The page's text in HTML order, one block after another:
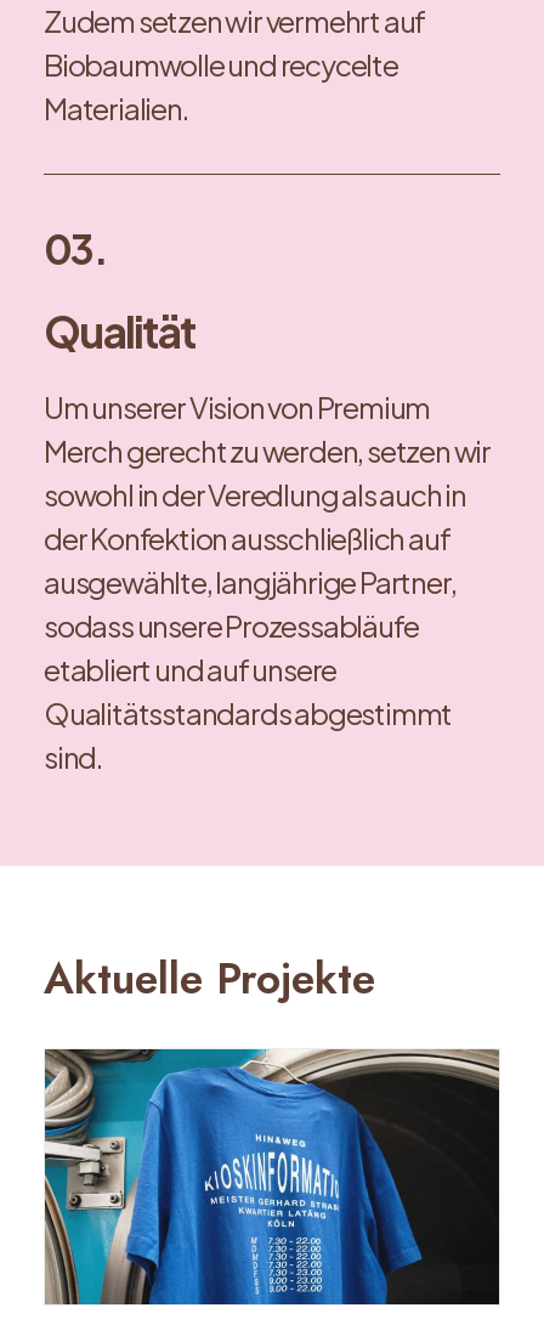
Zudem setzen wir vermehrt auf
Biobaumwolle und recycelte
Materialien.
03.
Qualität
Um unserer Vision von Premium
Merch gerecht zu werden, setzen wir
sowohl in der Veredlung als auch in
der Konfektion ausschließlich auf
ausgewählte, langjährige Partner,
sodass unsere Prozessabläufe
etabliert und auf unsere
Qualitätsstandards abgestimmt
sind.
Aktuelle Projekte